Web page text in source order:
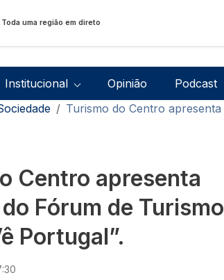
Toda uma região em direto
principal
Institucional Opinião Podcast
estruturalTurismo do Centro
Centro apresenta
Fórum de Turismo
Portugal”.